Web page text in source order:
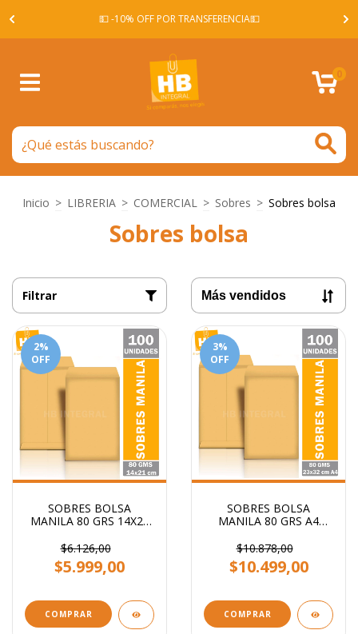
💵 -10% OFF POR TRANSFERENCIA💵
0
Inicio > LIBRERIA > COMERCIAL > Sobres > Sobres bolsa
Sobres bolsa
Filtrar
2%
OFF
SOBRES BOLSA
MANILA 80 GRS 14X21
$6.126,00
$5.999,00
COMPRAR
3%
OFF
SOBRES BOLSA
MANILA 80 GRS A4
$10.878,00
$10.499,00
COMPRAR